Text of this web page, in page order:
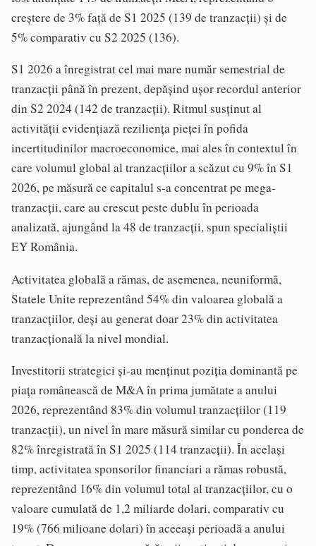
creştere de 3% faţă de S1 2025 (139 de tranzacţii) şi de
5% comparativ cu S2 2025 (136).
S1 2026 a înregistrat cel mai mare număr semestrial de
tranzacţii până în prezent, depăşind uşor recordul anterior
din S2 2024 (142 de tranzacţii). Ritmul susţinut al
activităţii evidenţiază rezilienţa pieţei în pofida
incertitudinilor macroeconomice, mai ales în contextul în
care volumul global al tranzacţiilor a scăzut cu 9% în S1
2026, pe măsură ce capitalul s-a concentrat pe mega-
tranzacţii, care au crescut peste dublu în perioada
analizată, ajungând la 48 de tranzacţii, spun specialiştii
EY România.
Activitatea globală a rămas, de asemenea, neuniformă,
Statele Unite reprezentând 54% din valoarea globală a
tranzacţiilor, deşi au generat doar 23% din activitatea
tranzacţională la nivel mondial.
Investitorii strategici şi-au menţinut poziţia dominantă pe
piaţa românească de M&A în prima jumătate a anului
2026, reprezentând 83% din volumul tranzacţiilor (119
tranzacţii), un nivel în mare măsură similar cu ponderea de
82% înregistrată în S1 2025 (114 tranzacţii). În acelaşi
timp, activitatea sponsorilor financiari a rămas robustă,
reprezentând 16% din volumul total al tranzacţiilor, cu o
valoare cumulată de 1,2 miliarde dolari, comparativ cu
19% (766 milioane dolari) în aceeaşi perioadă a anului